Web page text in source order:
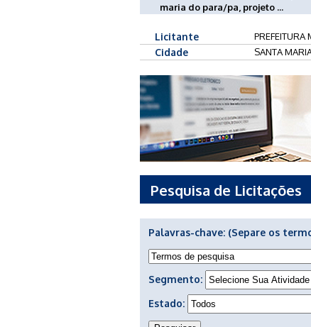
maria do para/pa, projeto ...
Licitante PREFEITURA
Cidade SANTA
Pesquisa de Licitações
Palavras-chave: (Separe os
Segmento:
Estado: